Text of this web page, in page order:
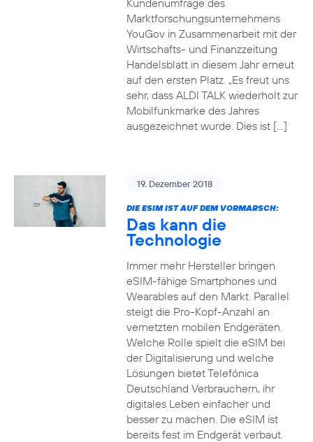
Kundenumfrage des
Marktforschungsunternehmens
YouGov in Zusammenarbeit mit der
Wirtschafts- und Finanzzeitung
Handelsblatt in diesem Jahr erneut
auf den ersten Platz. „Es freut uns
sehr, dass ALDI TALK wiederholt zur
Mobilfunkmarke des Jahres
ausgezeichnet wurde. Dies ist […]
19. Dezember 2018
DIE ESIM IST AUF DEM VORMARSCH:
Das kann die
Technologie
Immer mehr Hersteller bringen
eSIM-fähige Smartphones und
Wearables auf den Markt. Parallel
steigt die Pro-Kopf-Anzahl an
vernetzten mobilen Endgeräten.
Welche Rolle spielt die eSIM bei
der Digitalisierung und welche
Lösungen bietet Telefónica
Deutschland Verbrauchern, ihr
digitales Leben einfacher und
besser zu machen. Die eSIM ist
bereits fest im Endgerät verbaut.